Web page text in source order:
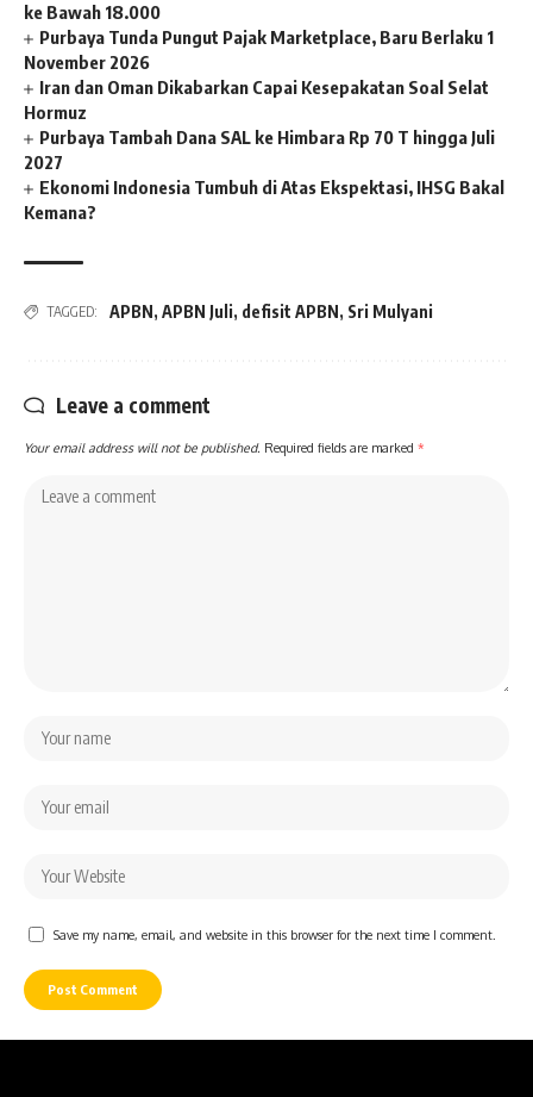
ke Bawah 18.000
Purbaya Tunda Pungut Pajak Marketplace, Baru Berlaku 1
November 2026
Iran dan Oman Dikabarkan Capai Kesepakatan Soal Selat
Hormuz
Purbaya Tambah Dana SAL ke Himbara Rp 70 T hingga Juli
2027
Ekonomi Indonesia Tumbuh di Atas Ekspektasi, IHSG Bakal
Kemana?
TAGGED: APBN, APBN Juli, defisit APBN, Sri Mulyani
Leave a comment
Your email address will not be published. Required fields are marked *
Save my name, email, and website in this browser for the next time I comment.